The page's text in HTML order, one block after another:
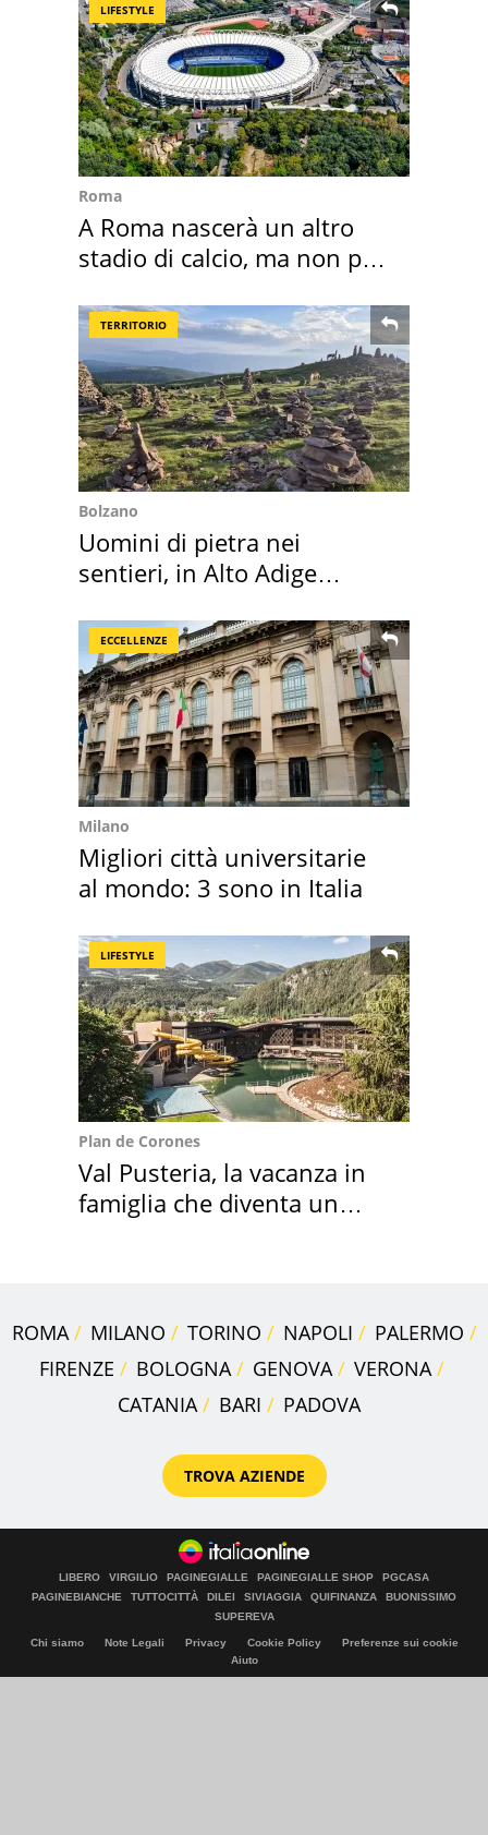
LIFESTYLE
Roma
A Roma nascerà un altro
stadio di calcio, ma non per
TERRITORIO
Bolzano
Uomini di pietra nei
sentieri, in Alto Adige
ECCELLENZE
Milano
Migliori città universitarie
al mondo: 3 sono in Italia
LIFESTYLE
Plan de Corones
Val Pusteria, la vacanza in
famiglia che diventa un
ROMA MILANO TORINO NAPOLI
PALERMO
FIRENZE
BOLOGNA GENOVA
VERONA
CATANIA
BARI PADOVA
TROVA AZIENDE
LIBERO VIRGILIO PAGINEGIALLE PAGINEGIALLE SHOP
PGCASA
PAGINEBIANCHE
TUTTOCITTÀ DILEI SIVIAGGIA QUIFINANZA
BUONISSIMO
SUPEREVA
Chi siamo Note Legali Privacy Cookie Policy
Preferenze sui cookie
Aiuto